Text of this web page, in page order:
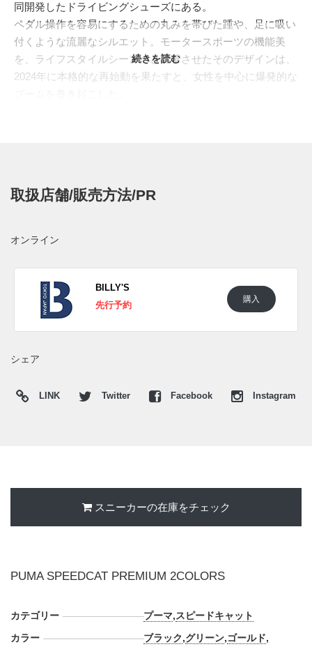
同開発したドライビングシューズにある。
ペダル操作を容易にするための丸みを帯びた踵や、足に吸い
付くような流麗なシルエット。モータースポーツの機能美
を、ライフスタイルシーンへと昇華させたそのデザインは、
2024年に本格的な再始動を果たすと、女性を中心に爆発的な
ラスしている。カラーは、精悍な"ブラック/メタリックシル
た、新たな魅力を放つ一足である。
日本国内では2025年9月26日にプーマ取扱店にて発売予定。
価格は15,950円（税込）。また新たな情報が入り次第、スニ
ーカーウォーズの
■ PUMA BLACK-GOLD(403902-06)
続きを読む
取扱店舗/販売方法/PR
オンライン
BILLY'S
先行予約
購入
シェア
LINK Twitter Facebook Instagram
スニーカーの在庫をチェック
PUMA SPEEDCAT PREMIUM 2COLORS
カテゴリー プーマ,スピードキャット
カラー
ブラック,グリーン,ゴールド,